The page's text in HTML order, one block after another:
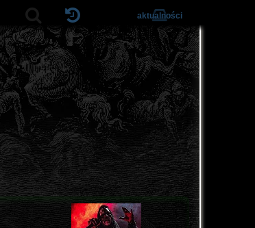
aktualności